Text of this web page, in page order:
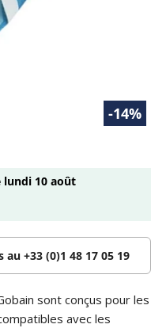
-14%
lundi 10 août
au +33 (0)1 48 17 05 19
sont conçus pour les
avec les